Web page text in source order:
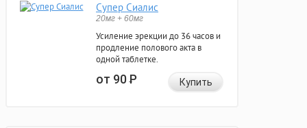
Супер Сиалис
20мг + 60мг
Усиление эрекции до 36 часов и
продление полового акта в
одной таблетке.
от 90Р Купить